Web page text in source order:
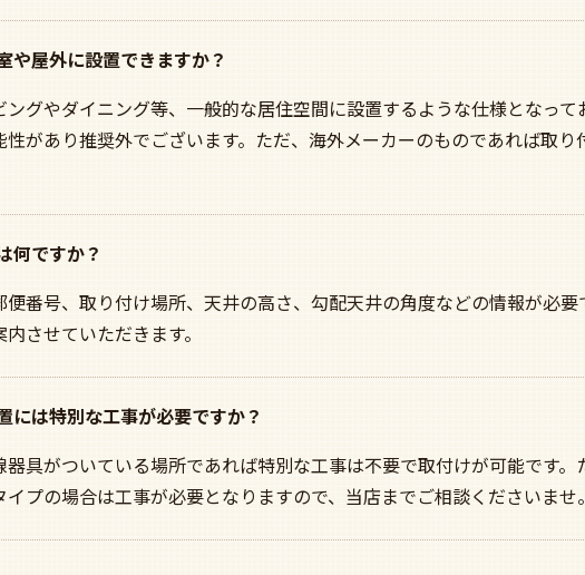
や屋外に設置できますか？
グやダイニング等、一般的な居住空間に設置するような仕様となっ
があり推奨外でございます。ただ、海外メーカーのものであれば取
何ですか？
番号、取り付け場所、天井の高さ、勾配天井の角度などの情報が必要
させていただきます。
には特別な工事が必要ですか？
具がついている場所であれば特別な工事は不要で取付けが可能です
プの場合は工事が必要となりますので、当店までご相談くださいませ。